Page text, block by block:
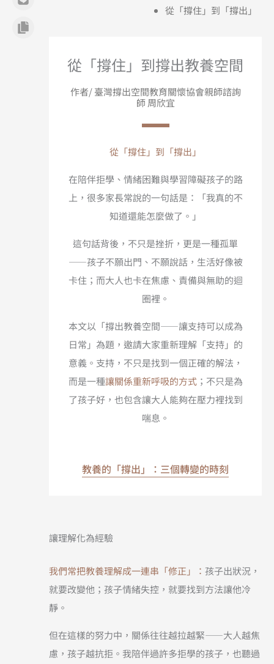
從「撐住」到「撐出」
從「撐住」到撐出教養空間
作者/ 臺灣撐出空間教育關懷協會親師諮詢
師 周欣宜
從「撐住」到「撐出」
在陪伴拒學、情緒困難與學習障礙孩子的路
上，很多家長常說的一句話是：「我真的不
知道還能怎麼做了。」
這句話背後，不只是挫折，更是一種孤單
——孩子不願出門、不願說話，生活好像被
卡住；而大人也卡在焦慮、責備與無助的迴
圈裡。
本文以「撐出教養空間——讓支持可以成為
日常」為題，邀請大家重新理解「支持」的
意義。支持，不只是找到一個正確的解法，
而是一種讓關係重新呼吸的方式；不只是為
了孩子好，也包含讓大人能夠在壓力裡找到
喘息。
教養的「撐出」：三個轉變的時刻​
讓理解化為經驗
我們常把教養理解成一連串「修正」： 孩子出狀況，
就要改變他；孩子情緒失控，就要找到方法讓他冷
靜。
但在這樣的努力中，關係往往越拉越緊——大人越焦
慮，孩子越抗拒。我陪伴過許多拒學的孩子，也聽過